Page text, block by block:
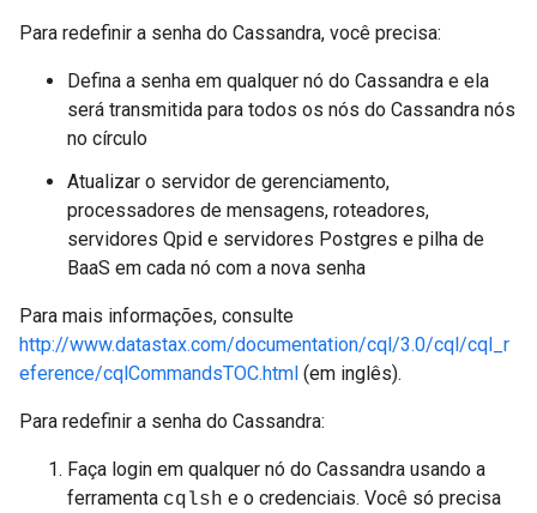
Para redefinir a senha do Cassandra, você precisa:
Defina a senha em qualquer nó do Cassandra e ela
será transmitida para todos os nós do Cassandra nós
no círculo
Atualizar o servidor de gerenciamento,
processadores de mensagens, roteadores,
servidores Qpid e servidores Postgres e pilha de
BaaS em cada nó com a nova senha
Para mais informações, consulte
http://www.datastax.com/documentation/cql/3.0/cql/cql_r
eference/cqlCommandsTOC.html (em inglês).
Para redefinir a senha do Cassandra:
Faça login em qualquer nó do Cassandra usando a
ferramenta cqlsh e o credenciais. Você só precisa